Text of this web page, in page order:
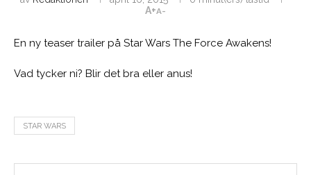
A+A-
En ny teaser trailer på Star Wars The Force Awakens!
Vad tycker ni? Blir det bra eller anus!
STAR WARS